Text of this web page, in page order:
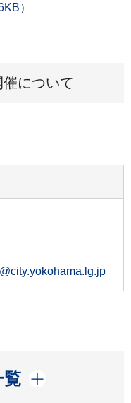
）
について
覧